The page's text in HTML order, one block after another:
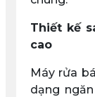
Thiết kế
cao
Máy rửa
dạng